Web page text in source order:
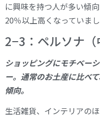
に興味を持つ人が多い傾
20％以上高くなっていまし
2−3：ペルソナ（
ショッピングにモチベー
ー。通常のお土産に比べ
傾向。
生活雑貨、インテリアの